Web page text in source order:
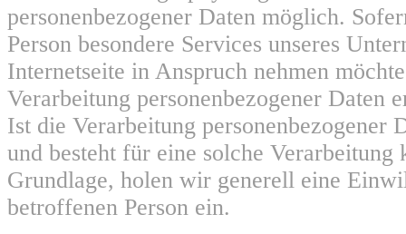
personenbezogener Daten möglich.
Person besondere Services unseres
Internetseite in Anspruch nehmen
Verarbeitung personenbezogener Daten
Ist die Verarbeitung personenbezogener
und besteht für eine solche Verarbeitung
Grundlage, holen wir generell eine
betroffenen Person ein.